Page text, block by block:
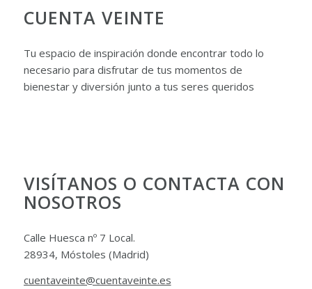
CUENTA VEINTE
Tu espacio de inspiración donde encontrar todo lo
necesario para disfrutar de tus momentos de
bienestar y diversión junto a tus seres queridos
VISÍTANOS O CONTACTA CON
NOSOTROS
Calle Huesca nº 7 Local.
28934, Móstoles (Madrid)
cuentaveinte@cuentaveinte.es